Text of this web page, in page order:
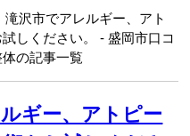
滝沢市でアレルギー、アト
しください。 - 盛岡市口コ
の記事一覧
ギー、アトピー